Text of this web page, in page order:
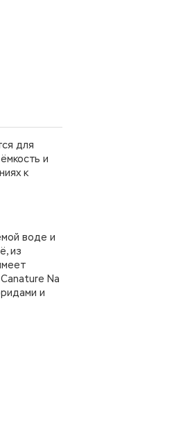
для
и
к
воде и
из
Na
и